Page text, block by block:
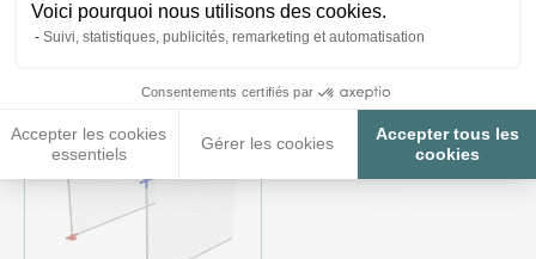
Voici pourquoi nous utilisons des cookies.
Suivi, statistiques, publicités, remarketing et automatisation
Consentements certifiés par
Accepter les cookies
essentiels
Gérer les cookies
Accepter tous les
cookies
444,99 € 548,98 €
♦ SECURITE26